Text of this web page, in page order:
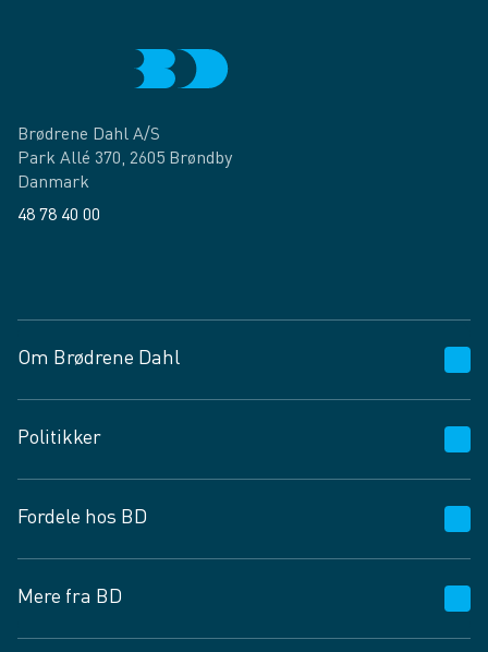
Brødrene Dahl A/S
Park Allé 370, 2605 Brøndby
Danmark
48 78 40 00
Om Brødrene Dahl
Vagttelefon 30 10 89 89
Spørgsmål og svar
Job og karriere
Fødevarekontrolrapport
Politikker
Privatlivspolitik
Cookies
Vilkår og betingelser
Fordele hos BD
BD app
BD.dk services
Mere fra BD